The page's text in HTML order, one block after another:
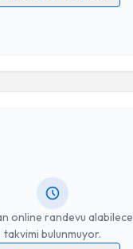
işlenmesine ilişkin
Talebini Gönder
online randevu
takvimi bulunmuyor.